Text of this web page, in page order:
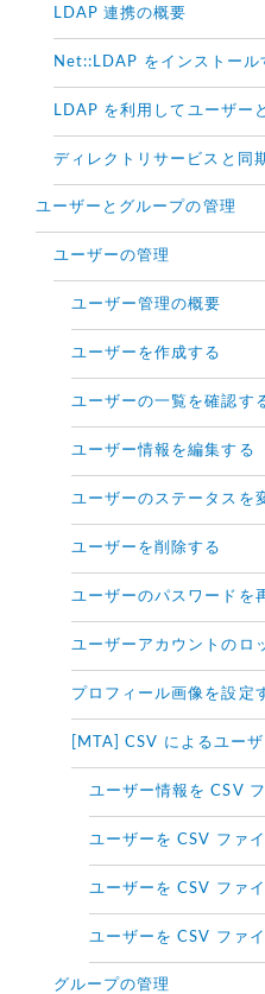
LDAP 連携の概要
Net::LDAP をインストール
LDAP を利用してユーザー
ディレクトリサービスと同
ユーザーとグループの管理
ユーザーの管理
ユーザー管理の概要
ユーザーを作成する
ユーザーの一覧を確認す
ユーザー情報を編集する
ユーザーのステータスを
ユーザーを削除する
ユーザーのパスワードを
ユーザーアカウントのロ
プロフィール画像を設定
[MTA] CSV によるユー
ユーザー情報を CSV
ユーザーを CSV ファ
ユーザーを CSV ファ
ユーザーを CSV ファ
グループの管理